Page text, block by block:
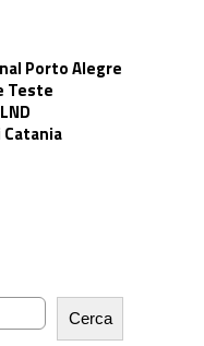
Porto Alegre
Teste
Catania
Cerca